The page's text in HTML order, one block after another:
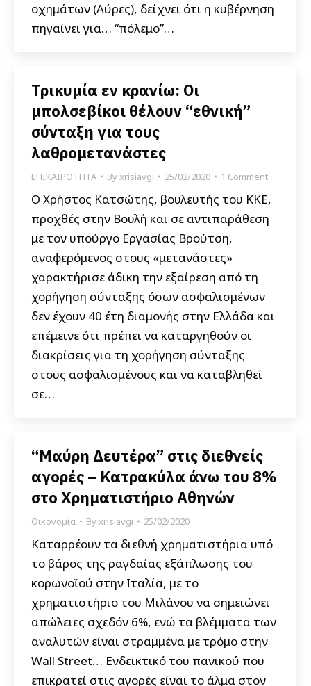
οχημάτων (Αύρες), δείχνει ότι η κυβέρνηση
πηγαίνει για… “πόλεμο”…
Τρικυμία εν κρανίω: Οι
μπολσεβίκοι θέλουν “εθνική”
σύνταξη για τους
λαθρομετανάστες
ΕΠΙΚΑΙΡΟΤΗΤΑ Byxrisiavgi 25/02/2020 1 Comment
Ο Χρήστος Κατσώτης, βουλευτής του ΚΚΕ,
προχθές στην Βουλή και σε αντιπαράθεση
με τον υπούργο Εργασίας Βρούτση,
αναφερόμενος στους «μετανάστες»
χαρακτήρισε άδικη την εξαίρεση από τη
χορήγηση σύνταξης όσων ασφαλισμένων
δεν έχουν 40 έτη διαμονής στην Ελλάδα και
επέμεινε ότι πρέπει να καταργηθούν οι
διακρίσεις για τη χορήγηση σύνταξης
στους ασφαλισμένους και να καταβληθεί
σε…
“Μαύρη Δευτέρα” στις διεθνείς
αγορές – Κατρακύλα άνω του 8%
στο Χρηματιστήριο Αθηνών
Οικονομία Byxrisiavgi 25/02/2020
Καταρρέουν τα διεθνή χρηματιστήρια υπό
το βάρος της ραγδαίας εξάπλωσης του
κορωνοϊού στην Ιταλία, με το
χρηματιστήριο του Μιλάνου να σημειώνει
απώλειες σχεδόν 6%, ενώ τα βλέμματα των
αναλυτών είναι στραμμένα με τρόμο στην
Wall Street… Ενδεικτικό του πανικού που
επικρατεί στις αγορές είναι το άλμα στον